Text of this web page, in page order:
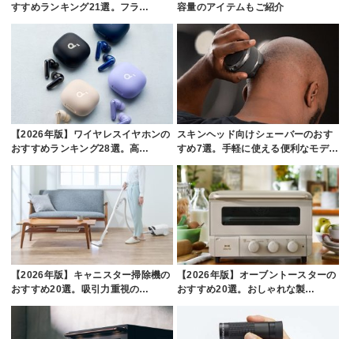
すすめランキング21選。フラ…
容量のアイテムもご紹介
【2026年版】ワイヤレスイヤホンの
おすすめランキング28選。高…
スキンヘッド向けシェーバーのおす
すめ7選。手軽に使える便利なモデ…
【2026年版】キャニスター掃除機の
おすすめ20選。吸引力重視の…
【2026年版】オーブントースターの
おすすめ20選。おしゃれな製…